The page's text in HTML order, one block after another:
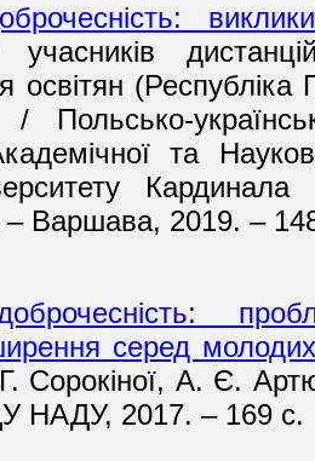
освітян
Польсько-
та
– Варшава, 2019. –
серед
Сорокіної, А. Є.
НАДУ, 2017. – 169 с.